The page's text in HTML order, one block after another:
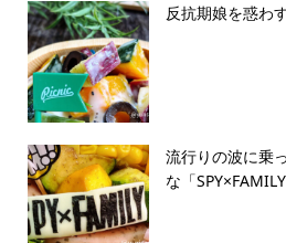
反抗期娘を惑わ
流行りの波に乗
な「